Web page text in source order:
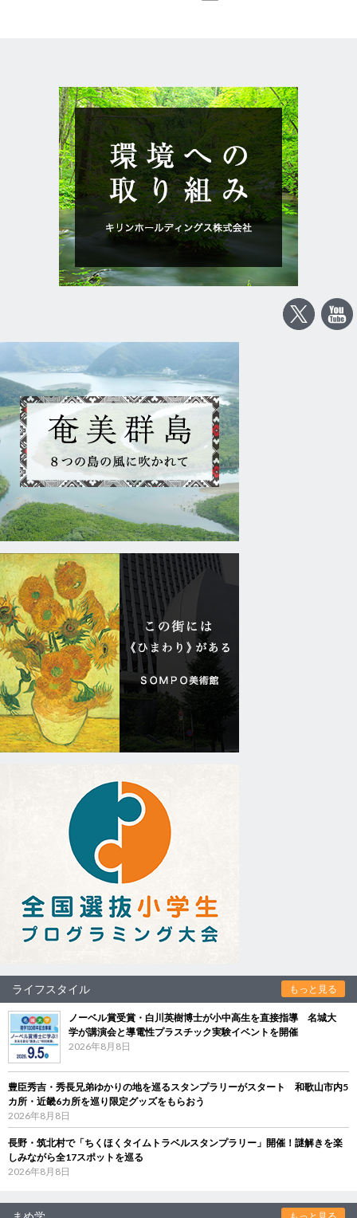
ライフスタイル もっと見る
ノーベル賞受賞・白川英樹博士が小中高生を直接指導 名城大
学が講演会と導電性プラスチック実験イベントを開催
2026年8月8日
豊臣秀吉・秀長兄弟ゆかりの地を巡るスタンプラリーがスタート 和歌山市内5
カ所・近畿6カ所を巡り限定グッズをもらおう
2026年8月8日
長野・筑北村で「ちくほくタイムトラベルスタンプラリー」開催！謎解きを楽
しみながら全17スポットを巡る
2026年8月8日